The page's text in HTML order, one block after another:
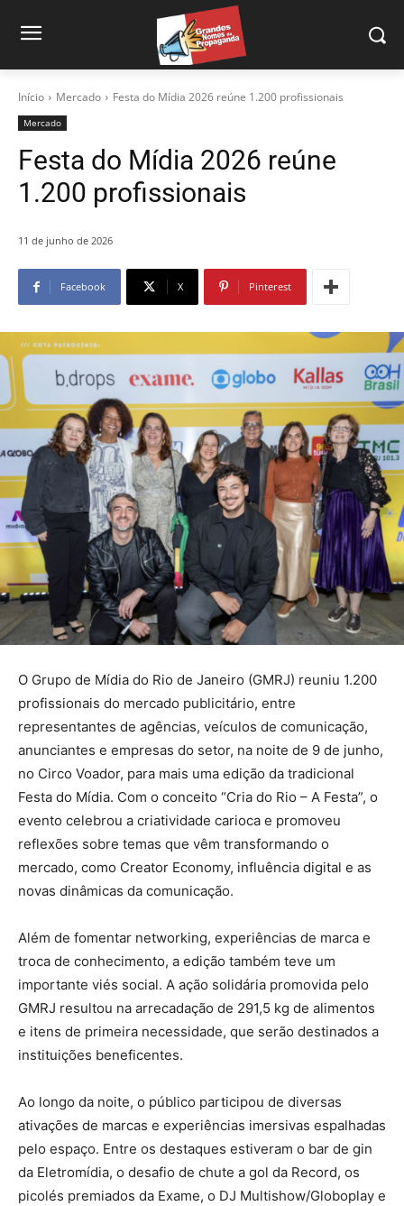
Início Mercado Festa do Mídia 2026 reúne 1.200 profissionais
Mercado
Festa do Mídia 2026 reúne
1.200 profissionais
11 de junho de 2026
Facebook X Pinterest
O Grupo de Mídia do Rio de Janeiro (GMRJ) reuniu 1.200
profissionais do mercado publicitário, entre
representantes de agências, veículos de comunicação,
anunciantes e empresas do setor, na noite de 9 de junho,
no Circo Voador, para mais uma edição da tradicional
Festa do Mídia. Com o conceito “Cria do Rio – A Festa”, o
evento celebrou a criatividade carioca e promoveu
reflexões sobre temas que vêm transformando o
mercado, como Creator Economy, influência digital e as
novas dinâmicas da comunicação.
Além de fomentar networking, experiências de marca e
troca de conhecimento, a edição também teve um
importante viés social. A ação solidária promovida pelo
GMRJ resultou na arrecadação de 291,5 kg de alimentos
e itens de primeira necessidade, que serão destinados a
instituições beneficentes.
Ao longo da noite, o público participou de diversas
ativações de marcas e experiências imersivas espalhadas
pelo espaço. Entre os destaques estiveram o bar de gin
da Eletromídia, o desafio de chute a gol da Record, os
picolés premiados da Exame, o DJ Multishow/Globoplay e